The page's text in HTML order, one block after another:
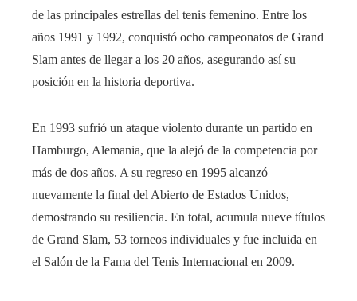
de las principales estrellas del tenis femenino. Entre los
años 1991 y 1992, conquistó ocho campeonatos de Grand
Slam antes de llegar a los 20 años, asegurando así su
posición en la historia deportiva.
En 1993 sufrió un ataque violento durante un partido en
Hamburgo, Alemania, que la alejó de la competencia por
más de dos años. A su regreso en 1995 alcanzó
nuevamente la final del Abierto de Estados Unidos,
demostrando su resiliencia. En total, acumula nueve títulos
de Grand Slam, 53 torneos individuales y fue incluida en
el Salón de la Fama del Tenis Internacional en 2009.